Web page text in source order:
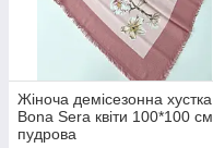
Жіноча демісезонна хустка
Bona Sera квіти 100*100 см
пудрова